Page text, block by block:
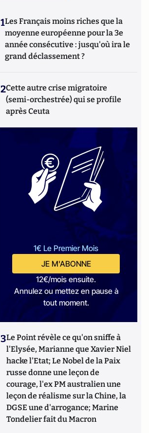
1Les Français moins riches que la
moyenne européenne pour la 3e
année consécutive : jusqu'où ira le
grand déclassement ?
2Cette autre crise migratoire
(semi-orchestrée) qui se profile
après Ceuta
1€ Le Premier Mois
JE M'ABONNE
12€/mois ensuite.
Annulez ou mettez en pause à
tout moment.
3Le Point révèle ce qu'on sniffe à
l'Elysée, Marianne que Xavier Niel
hacke l'Etat; Le Nobel de la Paix
russe donne une leçon de
courage, l'ex PM australien une
leçon de réalisme sur la Chine, la
DGSE une d'arrogance; Marine
Tondelier fait du Macron